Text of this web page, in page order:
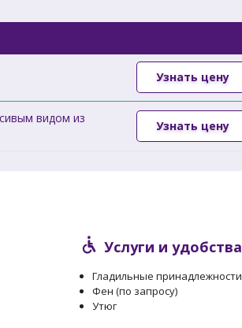
Узнать цену
видом из
Узнать цену
Услуги и удобства
Гладильные принадлежности
Фен (по запросу)
Утюг